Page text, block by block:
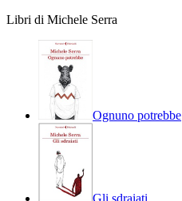
Libri di Michele Serra
Ognuno potrebbe
Gli sdraiati